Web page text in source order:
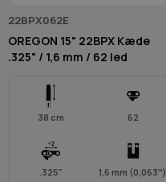
22BPX062E
OREGON 15" 22BPX Kæde
.325" / 1,6 mm / 62 led
38 cm 62
.325" 1,6 mm (0,063″)